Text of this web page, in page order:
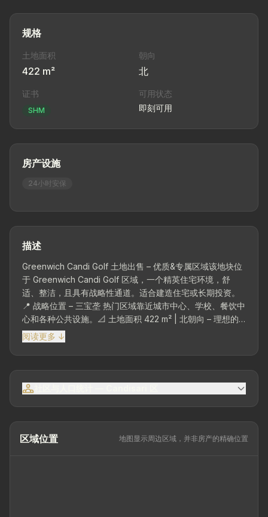
规格
土地面积
422 m²
朝向
北
证书
SHM
可用状态
即刻可用
房产设施
24小时安保
描述
Greenwich Candi Golf 土地出售 – 优质&专属区域该地块位
于 Greenwich Candi Golf 区域，一个精英住宅环境，舒
适、整洁，且具有战略性通道。适合建造住宅或长期投资。
📍 战略位置 – 三宝垄 热门区域靠近城市中心、学校、餐饮中
心和各种公共设施。📐 土地面积 422 m² | 北朝向 – 理想的
土地，用于建造舒适的家园。📑 所有权状态 SHM🌿 整洁&专
属环境Greenwich Candi Golf 的这块地是寻求优质地块且在
三宝垄精英区域具有吸引力投资潜力的人士的正确选择。
阅读更多 ↓
区域位置 地图显示周边区域，并非房产的精确位置